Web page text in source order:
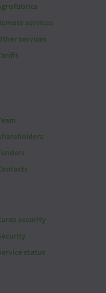
services
services
security
status